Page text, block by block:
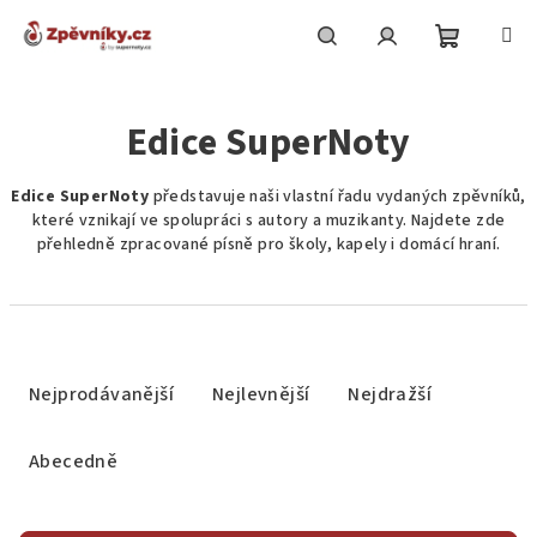
Edice SuperNoty
Edice SuperNoty představuje naši vlastní řadu vydaných zpěvníků,
které vznikají ve spolupráci s autory a muzikanty. Najdete zde
přehledně zpracované písně pro školy, kapely i domácí hraní.
Nejprodávanější Nejlevnější Nejdražší
Abecedně